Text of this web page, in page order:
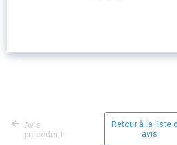
Avis
précédent
Retour à la liste
avis